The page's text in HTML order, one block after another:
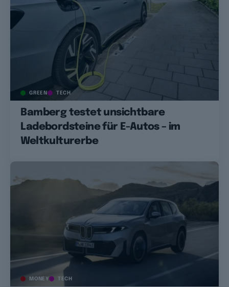
GREEN TECH
Bamberg testet unsichtbare
Ladebordsteine für E-Autos – im
Weltkulturerbe
MONEY TECH